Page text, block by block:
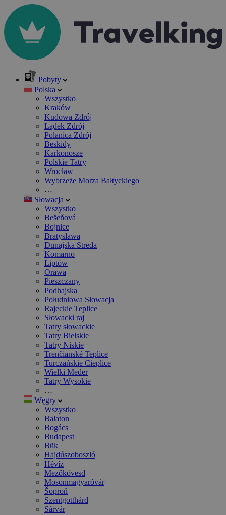
Pobyty
Polska
Wszystko
Kraków
Kudowa Zdrój
Lądek Zdrój
Polanica Zdrój
Beskidy
Karkonosze
Polskie Tatry
Wrocław
Wybrzeże Morza Bałtyckiego
…
Słowacja
Wszystko
Bešeňová
Bojnice
Bratysława
Dunajska Streda
Komarno
Liptów
Orawa
Pieszczany
Podhajska
Południowa Słowacja
Rajeckie Teplice
Słowacki raj
Tatry słowackie
Tatry Bielskie
Tatry Niskie
Trenčianské Teplice
Turczańskie Cieplice
Wielki Meder
Tatry Wysokie
…
Węgry
Wszystko
Balaton
Bogács
Budapest
Bük
Hajdúszoboszló
Hévíz
Mezőkövesd
Mosonmagyaróvár
Šoproň
Szentgotthárd
Sárvár